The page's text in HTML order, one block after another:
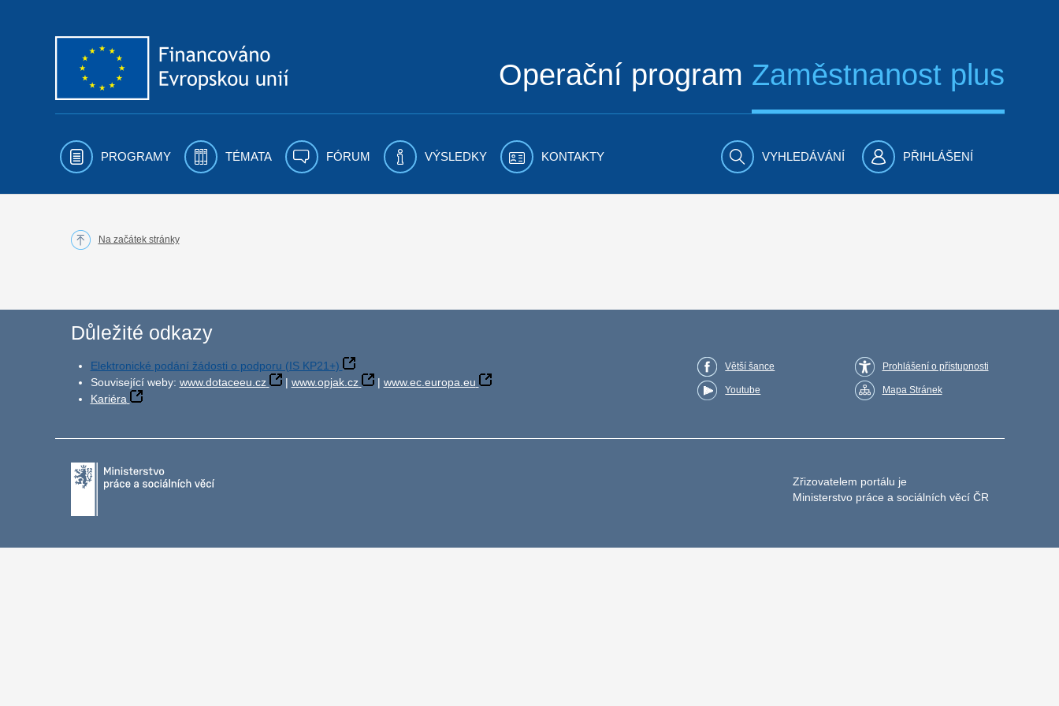
Operační program Zaměstnanost plus
PROGRAMY TÉMATA FÓRUM VÝSLEDKY KONTAKTY VYHLEDÁVÁNÍ PŘIHLÁŠENÍ
Na začátek stránky
Důležité odkazy
Elektronické podání žádosti o podporu (IS KP21+)
Související weby: www.dotaceeu.cz | www.opjak.cz | www.ec.europa.eu
Kariéra
Větší šance
Youtube
Prohlášení o přístupnosti
Mapa Stránek
Zřizovatelem portálu je
Ministerstvo práce a sociálních věcí ČR